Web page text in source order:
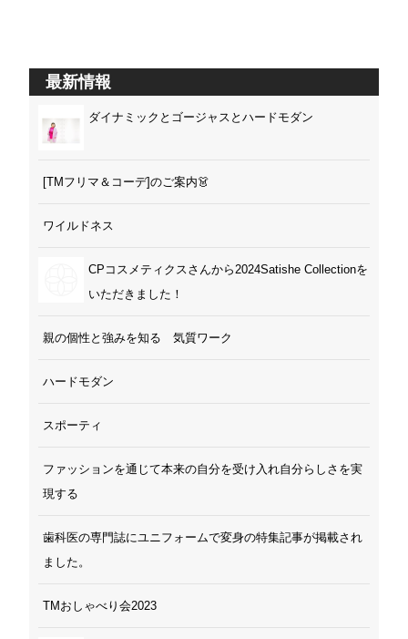
最新情報
ダイナミックとゴージャスとハードモダン
[TMフリマ＆コーデ]のご案内👗
ワイルドネス
CPコスメティクスさんから2024Satishe Collectionを
いただきました！
親の個性と強みを知る 気質ワーク
ハードモダン
スポーティ
ファッションを通じて本来の自分を受け入れ自分らしさを実
現する
歯科医の専門誌にユニフォームで変身の特集記事が掲載され
ました。
TMおしゃべり会2023